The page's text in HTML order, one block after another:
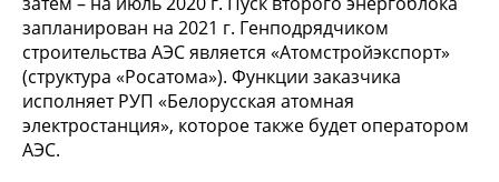
запланирован на 2021 г. Генподрядчиком
строительства АЭС является «Атомстройэкспорт»
(структура «Росатома»). Функции заказчика
исполняет РУП «Белорусская атомная
электростанция», которое также будет оператором
АЭС.